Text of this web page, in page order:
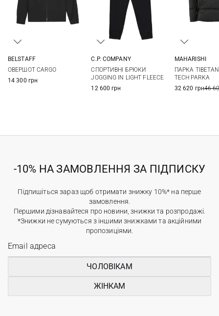
BELSTAFF
ОВЕРШОТ CARGO
14 300 грн
C.P. COMPANY
СПОРТИВНІ БРЮКИ
JOGGING IN LIGHT FLEECE
12 600 грн
MAHARISHI
ПАРКА TIBETAN
TECH PARKA
32 620 грн46
-10% НА ЗАМОВЛЕННЯ ЗА ПІДПИСКУ
Підпишіться зараз щоб отримати знижку 10%* на перше
замовлення.
Першими дізнавайтеся про новини, знижки та розпродажі.
*Знижки не сумуються з іншими знижками та акційними
пропозиціями.
ЧОЛОВІКАМ
ЖІНКАМ